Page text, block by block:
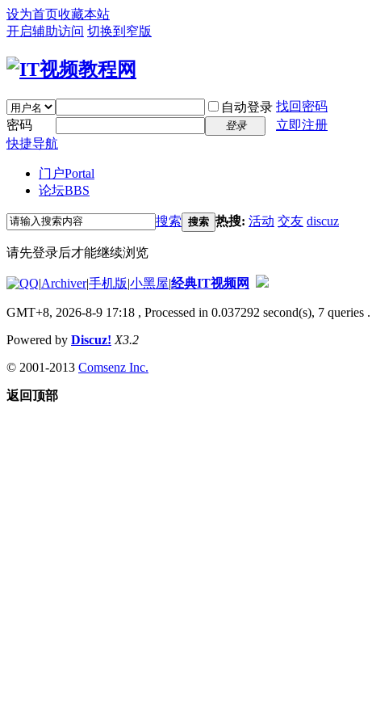
设为首页收藏本站
开启辅助访问 切换到窄版
自动登录 找回密码
密码
登录
立即注册
快捷导航
门户Portal
论坛BBS
搜索 搜索 热搜: 活动 交友 discuz
请先登录后才能继续浏览
|Archiver|手机版|小黑屋|经典IT视频网
GMT+8, 2026-8-9 17:18 , Processed in 0.037292 second(s), 7 queries .
Powered by Discuz! X3.2
© 2001-2013 Comsenz Inc.
返回顶部